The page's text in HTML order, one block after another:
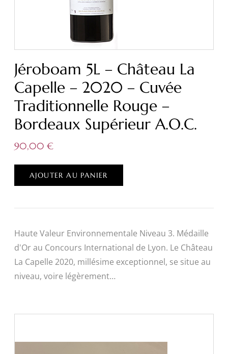
Jéroboam 5L – Château La
Capelle – 2020 – Cuvée
Traditionnelle Rouge –
Bordeaux Supérieur A.O.C.
90,00 €
AJOUTER AU PANIER
Haute Valeur Environnementale Niveau 3. Médaille
d'Or au Concours International de Lyon. Le Château
La Capelle 2020, millésime exceptionnel, se situe au
niveau, voire légèrement…